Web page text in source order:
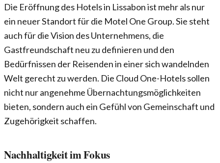
Die Eröffnung des Hotels in Lissabon ist mehr als nur
ein neuer Standort für die Motel One Group. Sie steht
auch für die Vision des Unternehmens, die
Gastfreundschaft neu zu definieren und den
Bedürfnissen der Reisenden in einer sich wandelnden
Welt gerecht zu werden. Die Cloud One-Hotels sollen
nicht nur angenehme Übernachtungsmöglichkeiten
bieten, sondern auch ein Gefühl von Gemeinschaft und
Zugehörigkeit schaffen.
Nachhaltigkeit im Fokus